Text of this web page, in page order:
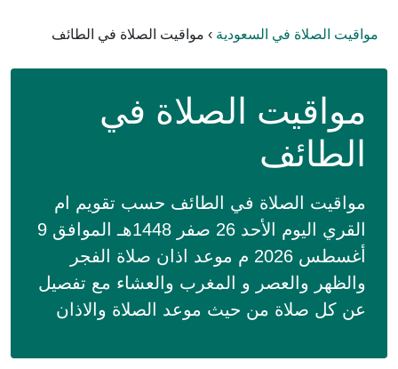
مواقيت الصلاة في السعودية › مواقيت الصلاة في الطائف
مواقيت الصلاة في
الطائف
مواقيت الصلاة في الطائف حسب تقويم ام
القري اليوم الأحد 26 صفر 1448هـ الموافق 9
أغسطس 2026 م موعد اذان صلاة الفجر
والظهر والعصر و المغرب والعشاء مع تفصيل
عن كل صلاة من حيث موعد الصلاة والاذان